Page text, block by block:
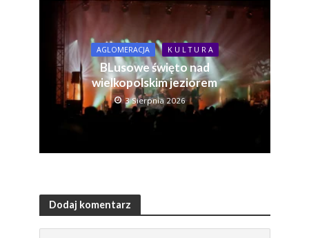
AGLOMERACJA K U L T U R A
BLusowe święto nad
wielkopolskim jeziorem
3 Sierpnia 2026
Dodaj komentarz